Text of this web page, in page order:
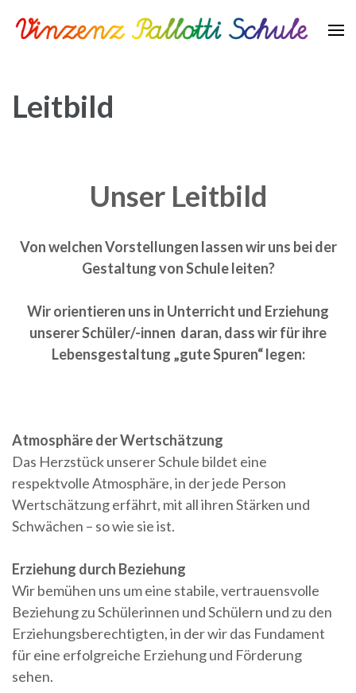
Inhalt
drücken)
Leitbild
Unser Leitbild
Von welchen Vorstellungen lassen wir uns bei der
Gestaltung von Schuleleiten?
Wir orientieren uns in Unterricht und Erziehung
unserer Schüler/-innen daran, dass wir für ihre
Lebensgestaltung „gute Spuren“ legen:
Atmosphäre der Wertschätzung
Das Herzstück unserer Schule bildet eine
respektvolle Atmosphäre, in der jede Person
Wertschätzung erfährt, mit all ihren Stärken und
Schwächen – so wie sie ist.
Erziehung durch Beziehung
Wir bemühen uns um eine stabile, vertrauensvolle
Beziehung zu Schülerinnen und Schülern und zu den
Erziehungsberechtigten, in der wir das Fundament
für eine erfolgreiche Erziehung und Förderung
sehen.